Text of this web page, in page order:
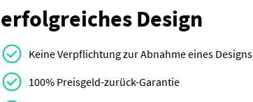
erfolgreiches Design
Keine Verpflichtung zur Abnahme eines Designs
100% Preisgeld-zurück-Garantie